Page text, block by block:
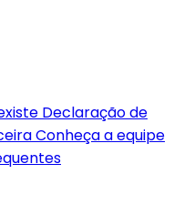
Declaração de
Conheça a equipe